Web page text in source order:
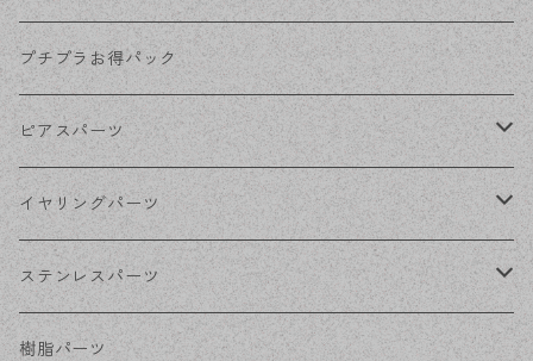
KCゴールド
ゴールド
シルバー
ホワイトシルバー
ステンレス・シルバー
プチプラお得パック
ピアスパーツ
ポストピアス
フックピアス
その他ピアス
イヤリングパーツ
ネジばねイヤリング
クリップイヤリング
ステンレスパーツ
ステンレスピアス
樹脂パーツ